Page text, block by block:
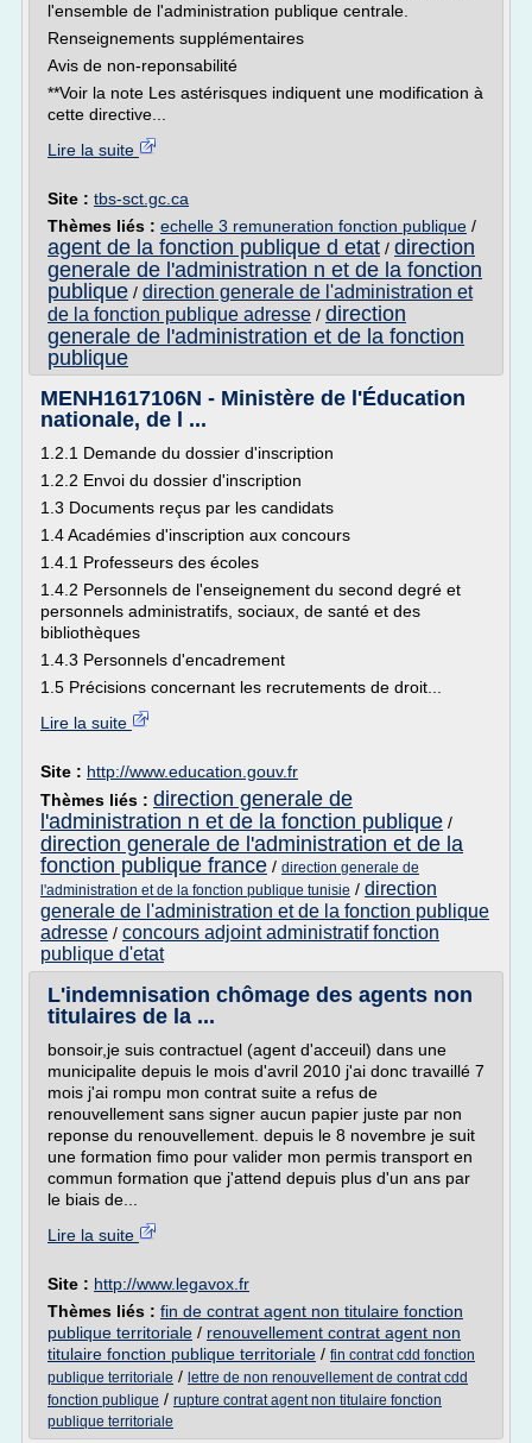
l'ensemble de l'administration publique centrale.
Renseignements supplémentaires
Avis de non-reponsabilité
**Voir la note Les astérisques indiquent une modification à
cette directive...
Lire la suite
Site : tbs-sct.gc.ca
Thèmes liés : echelle 3 remuneration fonction publique /
agent de la fonction publique d etat / direction
generale de l'administration n et de la fonction
publique / direction generale de l'administration et
de la fonction publique adresse / direction
generale de l'administration et de la fonction
publique
MENH1617106N - Ministère de l'Éducation
nationale, de l ...
1.2.1 Demande du dossier d'inscription
1.2.2 Envoi du dossier d'inscription
1.3 Documents reçus par les candidats
1.4 Académies d'inscription aux concours
1.4.1 Professeurs des écoles
1.4.2 Personnels de l'enseignement du second degré et
personnels administratifs, sociaux, de santé et des
bibliothèques
1.4.3 Personnels d'encadrement
1.5 Précisions concernant les recrutements de droit...
Lire la suite
Site : http://www.education.gouv.fr
Thèmes liés : direction generale de
l'administration n et de la fonction publique /
direction generale de l'administration et de la
fonction publique france / direction generale de
l'administration et de la fonction publique tunisie / direction
generale de l'administration et de la fonction publique
adresse / concours adjoint administratif fonction
publique d'etat
L'indemnisation chômage des agents non
titulaires de la ...
bonsoir,je suis contractuel (agent d'acceuil) dans une
municipalite depuis le mois d'avril 2010 j'ai donc travaillé 7
mois j'ai rompu mon contrat suite a refus de
renouvellement sans signer aucun papier juste par non
reponse du renouvellement. depuis le 8 novembre je suit
une formation fimo pour valider mon permis transport en
commun formation que j'attend depuis plus d'un ans par
le biais de...
Lire la suite
Site : http://www.legavox.fr
Thèmes liés : fin de contrat agent non titulaire fonction
publique territoriale / renouvellement contrat agent non
titulaire fonction publique territoriale / fin contrat cdd fonction
publique territoriale / lettre de non renouvellement de contrat cdd
fonction publique / rupture contrat agent non titulaire fonction
publique territoriale